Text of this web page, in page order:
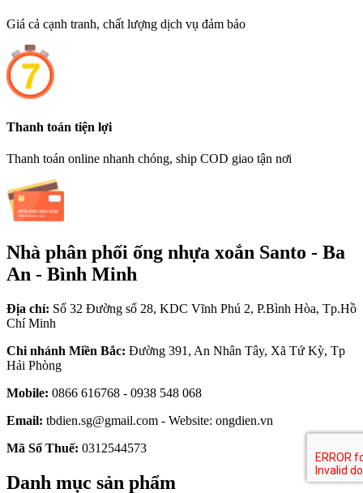
Giá cả cạnh tranh, chất lượng dịch vụ đảm bảo
Thanh toán tiện lợi
Thanh toán online nhanh chóng, ship COD giao tận nơi
Nhà phân phối ống nhựa xoắn Santo - Ba
An - Bình Minh
Địa chỉ: Số 32 Đường số 28, KDC Vĩnh Phú 2, P.Bình Hòa, Tp.Hồ
Chí Minh
Chi nhánh Miền Bắc: Đường 391, An Nhân Tây, Xã Tứ Kỳ, Tp
Hải Phòng
Mobile: 0866 616768 - 0938 548 068
Email: tbdien.sg@gmail.com - Website: ongdien.vn
Mã Số Thuế: 0312544573
Danh mục sản phẩm